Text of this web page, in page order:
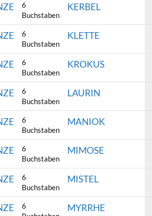
6
Buchstaben
KERBEL
6
Buchstaben
KLETTE
6
Buchstaben
KROKUS
6
Buchstaben
LAURIN
6
Buchstaben
MANIOK
6
Buchstaben
MIMOSE
6
Buchstaben
MISTEL
6
MYRRHE